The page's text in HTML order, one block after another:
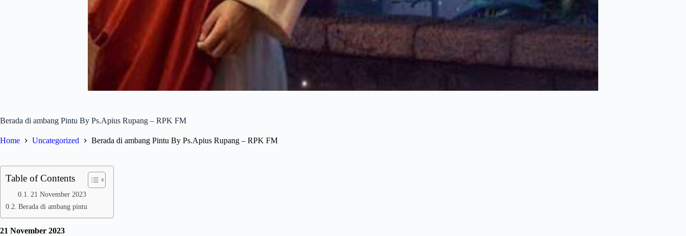
Berada di ambang Pintu By Ps.Apius Rupang – RPK FM
Home Uncategorized Berada di ambang Pintu By Ps.Apius Rupang – RPK FM
Table of Contents
21 November 2023
Berada di ambang pintu
21 November 2023